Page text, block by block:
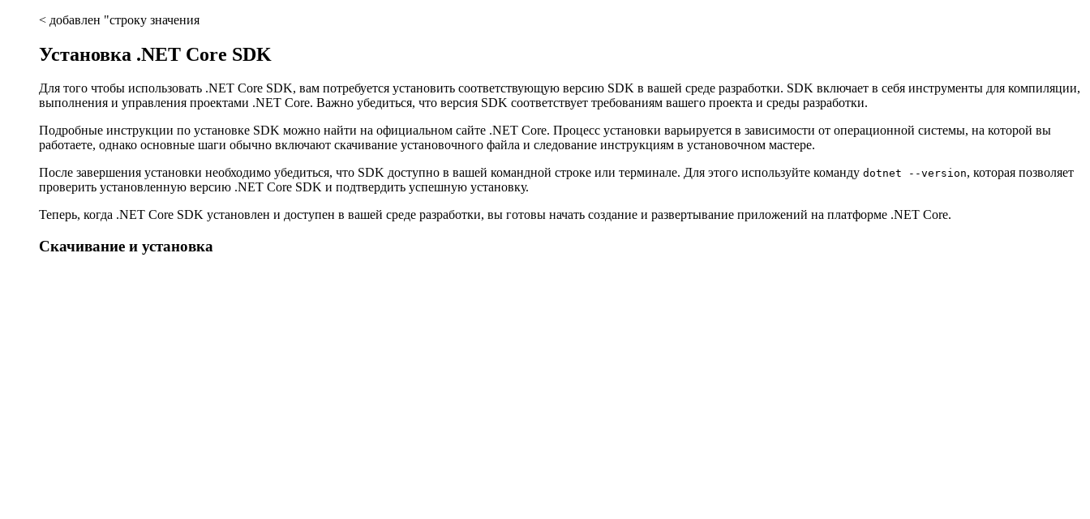
< добавлен "строку значения
Установка .NET Core SDK
Для того чтобы использовать .NET Core SDK, вам потребуется установить соответствующую версию SDK в вашей среде разработки. SDK включает в себя инструменты для компиляции,
выполнения и управления проектами .NET Core. Важно убедиться, что версия SDK соответствует требованиям вашего проекта и среды разработки.
Подробные инструкции по установке SDK можно найти на официальном сайте .NET Core. Процесс установки варьируется в зависимости от операционной системы, на которой вы
работаете, однако основные шаги обычно включают скачивание установочного файла и следование инструкциям в установочном мастере.
После завершения установки необходимо убедиться, что SDK доступно в вашей командной строке или терминале. Для этого используйте команду dotnet --version, которая позволяет
проверить установленную версию .NET Core SDK и подтвердить успешную установку.
Теперь, когда .NET Core SDK установлен и доступен в вашей среде разработки, вы готовы начать создание и развертывание приложений на платформе .NET Core.
Скачивание и установка